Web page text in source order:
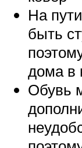
На
быть
дома в
Обувь